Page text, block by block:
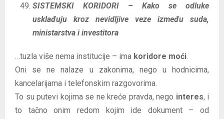
SISTEMSKI KORIDORI – Kako se odluke
usklađuju kroz nevidljive veze između suda,
ministarstva i investitora
…tuzla više nema institucije – ima koridore moći
Oni se ne nalaze u zakonima, nego u hodnicima,
kancelarijama i telefonskim razgovorima.
To su putevi kojima se ne kreće pravda, nego interes, i
to tačno onim redom kojim ide dokument – od